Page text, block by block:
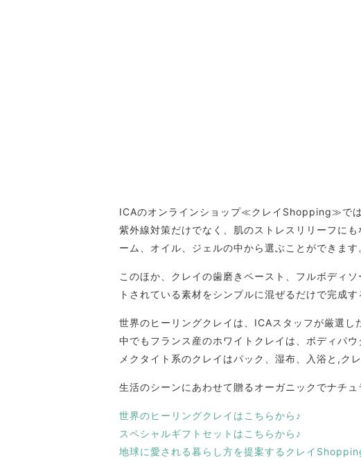
ICAのオンラインショップ≪クレイShopping≫で
紫外線対策だけでなく、肌のストレスリリーフに
ーム、オイル、ジェルの中から選ぶことができます
このほか、クレイの歯磨きペースト、フルボディ
トされている素材をシンプルに混ぜるだけで完成す
世界のヒーリングクレイは、ICAスタッフが厳選し
中でもフランス産のホワイトクレイは、ボディパ
メクタイト系のクレイはパック、湿布、入浴と,ク
生活のシーンにあわせて贈るオーガニックでナチ
世界のヒーリングクレイはこちらから♪
スペシャルギフトセットはこちらから♪
地球に愛される暮らし方を提案するクレイ